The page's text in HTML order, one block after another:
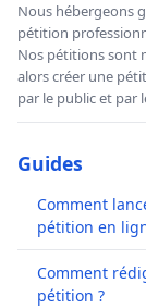
Nous hébergeons
pétition
Nos pétitions sont
alors créer une
par le public et par
Guides
Comment
pétition en
Comment
pétition ?